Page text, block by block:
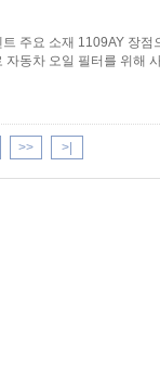
주요 소재 1109AY 장점
동차 오일 필터를 위해
>> >|